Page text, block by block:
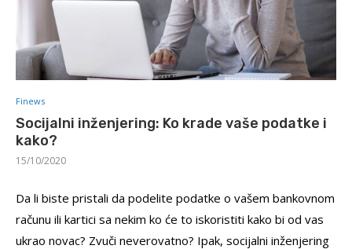
Finews
Socijalni inženjering: Ko krade vaše podatke i
kako?
15/10/2020
Da li biste pristali da podelite podatke o vašem bankovnom
računu ili kartici sa nekim ko će to iskoristiti kako bi od vas
ukrao novac? Zvuči neverovatno? Ipak, socijalni inženjering